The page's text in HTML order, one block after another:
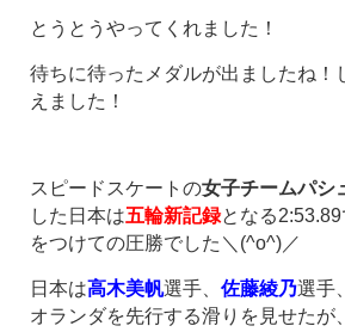
とうとうやってくれました！
待ちに待ったメダルが出ましたね
えました！
スピードスケートの女子チームパシ
した日本は五輪新記録となる2:53.89
をつけての圧勝でした＼(^o^)／
日本は高木美帆選手、 佐藤綾乃選手、
オランダを先行する滑りを見せた